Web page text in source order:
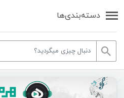
دسته‌بندی‌ها